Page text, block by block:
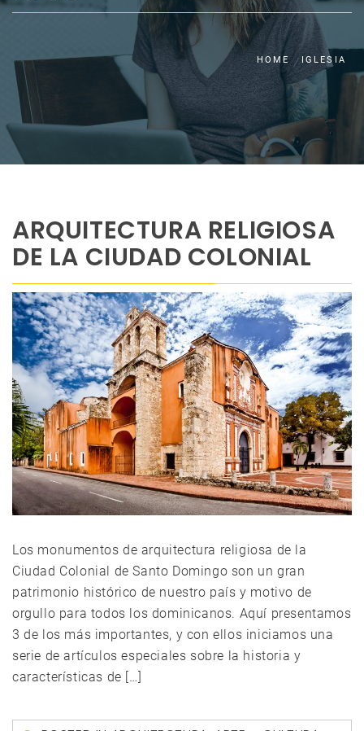
HOME IGLESIA
ARQUITECTURA RELIGIOSA
DE LA CIUDAD COLONIAL
Los monumentos de arquitectura religiosa de la
Ciudad Colonial de Santo Domingo son un gran
patrimonio histórico de nuestro país y motivo de
orgullo para todos los dominicanos. Aquí presentamos
3 de los más importantes, y con ellos iniciamos una
serie de artículos especiales sobre la historia y
características de […]